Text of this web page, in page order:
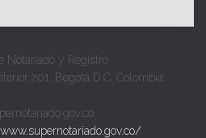
Notariado y Registro
201, Bogotá D.C. Colombia.